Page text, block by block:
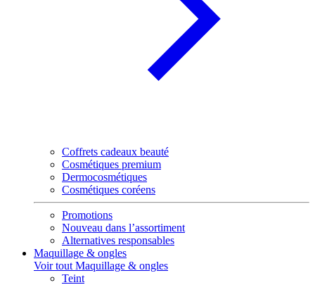
Coffrets cadeaux beauté
Cosmétiques premium
Dermocosmétiques
Cosmétiques coréens
Promotions
Nouveau dans l’assortiment
Alternatives responsables
Maquillage & ongles
Voir tout Maquillage & ongles
Teint